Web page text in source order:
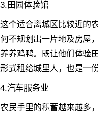
3.田园体验馆
这个适合离城区比较近的
何不规划出一片地及房屋
养养鸡鸭。既让他们体验
形式租给城里人，也是一
4.汽车服务业
农民手里的积蓄越来越多